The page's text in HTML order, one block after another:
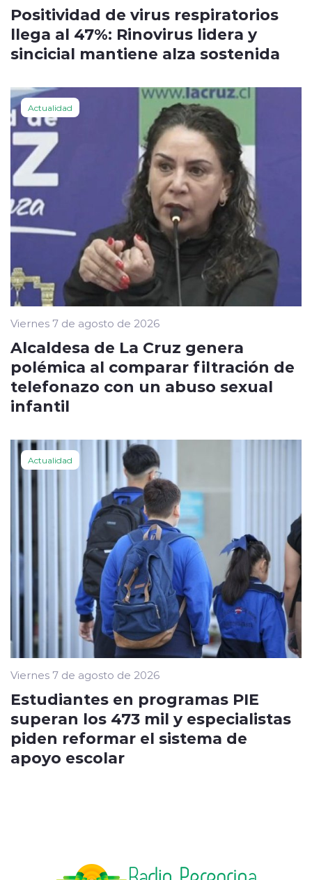
Positividad de virus respiratorios
llega al 47%: Rinovirus lidera y
sincicial mantiene alza sostenida
Actualidad
Viernes 7 de agosto de 2026
Alcaldesa de La Cruz genera
polémica al comparar filtración de
telefonazo con un abuso sexual
infantil
Actualidad
Viernes 7 de agosto de 2026
Estudiantes en programas PIE
superan los 473 mil y especialistas
piden reformar el sistema de
apoyo escolar